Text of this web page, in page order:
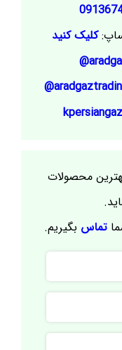
کلیک کنید
محصولات
تماس بگیریم.